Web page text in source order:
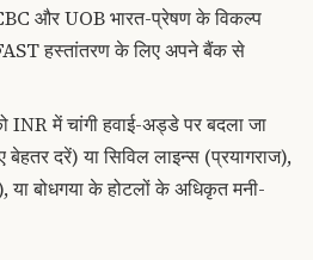
और UOB भारत-प्रेषण के विकल्प
हस्तांतरण के लिए अपने बैंक से
INR में चांगी हवाई-अड्डे पर बदला जा
दरें) या सिविल लाइन्स (प्रयागराज),
या बोधगया के होटलों के अधिकृत मनी-